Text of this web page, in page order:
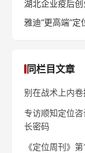
湖北企业疫后
雅迪“更高端”定
同栏目文章
别在战术上内
专访顺知定位
长密码
《定位周刊》